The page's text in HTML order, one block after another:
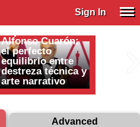
Sign In
Alfonso Cuarón:
el perfecto
equilibrio entre
destreza técnica y
arte narrativo
Advanced